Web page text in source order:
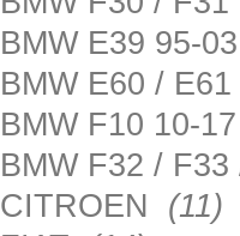
BMW E39 95-03
BMW E60 /
BMW F10 10-17
BMW F32 /
CITROEN (11)